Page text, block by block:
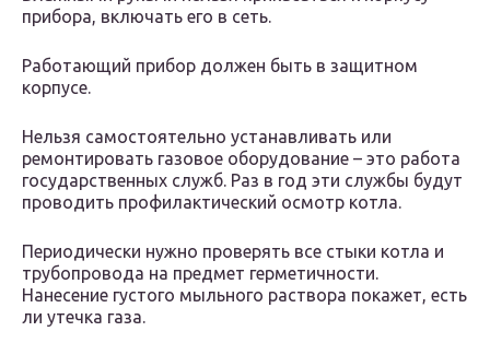
прибора, включать его в сеть.
Работающий прибор должен быть в защитном
корпусе.
Нельзя самостоятельно устанавливать или
ремонтировать газовое оборудование – это работа
государственных служб. Раз в год эти службы будут
проводить профилактический осмотр котла.
Периодически нужно проверять все стыки котла и
трубопровода на предмет герметичности.
Нанесение густого мыльного раствора покажет, есть
ли утечка газа.